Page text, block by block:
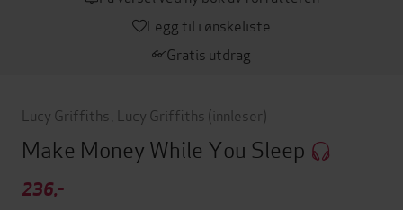
Legg til i ønskeliste
Gratis utdrag
Lucy Griffiths Lucy Griffiths (innleser)
Make Money While You Sleep
236,-